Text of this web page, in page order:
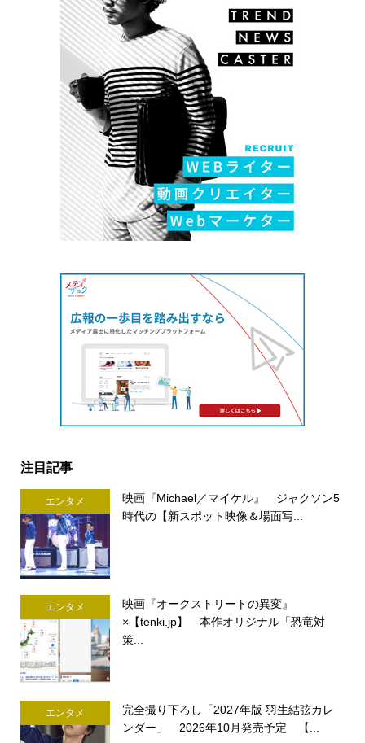
注目記事
エンタメ
映画『Michael／マイケル』 ジャクソン5
時代の【新スポット映像＆場面写...
エンタメ
映画『オークストリートの異変』
×【tenki.jp】 本作オリジナル「恐竜対
策...
エンタメ
完全撮り下ろし「2027年版 羽生結弦カレ
ンダー」 2026年10月発売予定 【...